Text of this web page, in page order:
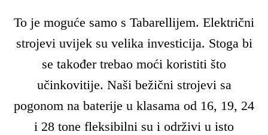
To je moguće samo s Tabarellijem. Električni
strojevi uvijek su velika investicija. Stoga bi
se također trebao moći koristiti što
učinkovitije. Naši bežični strojevi sa
pogonom na baterije u klasama od 16, 19, 24
i 28 tone fleksibilni su i održivi u isto